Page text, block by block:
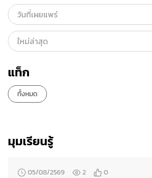
แท็ก
ทั้งหมด
มุมเรียนรู้
05/08/2569 2 0